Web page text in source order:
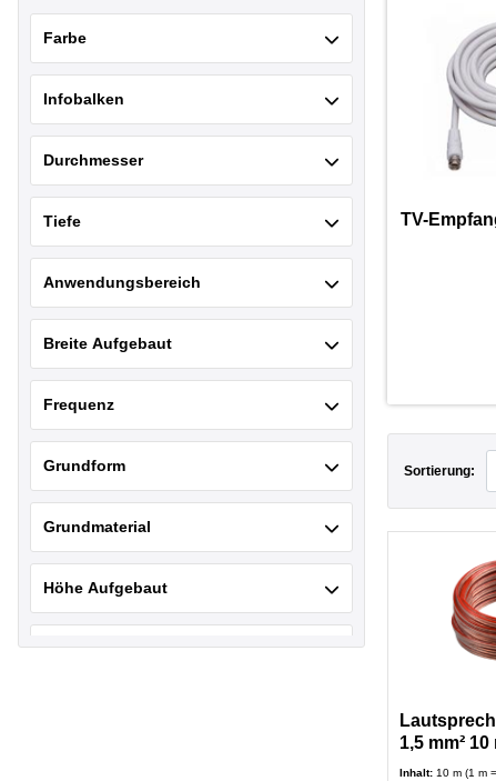
Farbe
Infobalken
Durchmesser
Tiefe
Anwendungsbereich
Breite Aufgebaut
Frequenz
Grundform
Grundmaterial
Höhe Aufgebaut
Kabellänge
TV-
Sortierung:
1,5 mm²
Inhalt: 10 m (1 m